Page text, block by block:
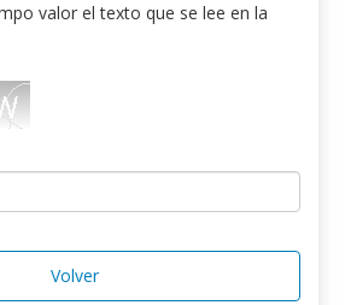
valor el texto que se lee en la
Volver